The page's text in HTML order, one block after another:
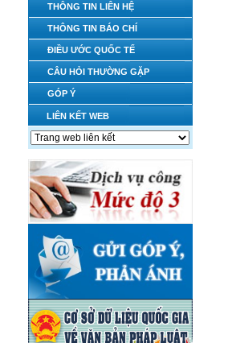
THÔNG TIN LIÊN HỆ
THÔNG TIN BÁO CHÍ
ĐIỀU ƯỚC QUỐC TẾ
CÂU HỎI THƯỜNG GẶP
GÓP Ý
LIÊN KẾT WEB